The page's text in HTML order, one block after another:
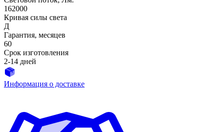
162000
Кривая силы света
Д
Гарантия, месяцев
60
Срок изготовления
2-14 дней
Информация о доставке